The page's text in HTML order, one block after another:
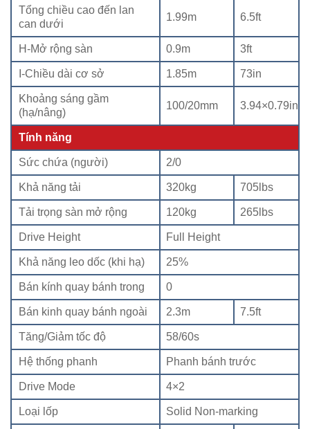
Tổng chiều cao đến lan
can dưới
1.99m 6.5ft
H-Mở rộng sàn 0.9m 3ft
I-Chiều dài cơ sở 1.85m 73in
Khoảng sáng gầm
(hạ/nâng)
100/20mm 3.94×0.79in
Tính năng
Sức chứa (người) 2/0
Khả năng tải 320kg 705lbs
Tải trọng sàn mở rộng 120kg 265lbs
Drive Height Full Height
Khả năng leo dốc (khi hạ) 25%
Bán kính quay bánh trong 0
Bán kinh quay bánh ngoài 2.3m 7.5ft
Tăng/Giảm tốc độ 58/60s
Hệ thống phanh Phanh bánh trước
Drive Mode 4×2
Loại lốp Solid Non-marking